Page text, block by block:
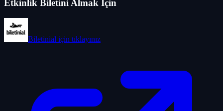
Etkinlik Biletini Almak İçin
Biletinial için tıklayınız